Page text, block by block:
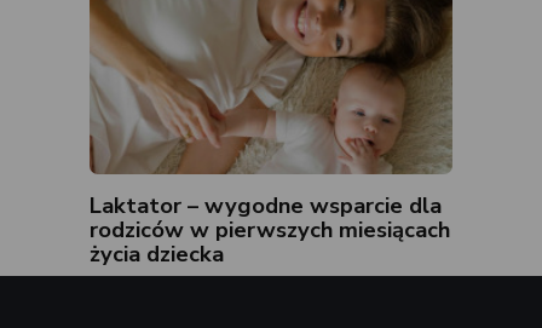
Laktator – wygodne wsparcie dla
rodziców w pierwszych miesiącach
życia dziecka